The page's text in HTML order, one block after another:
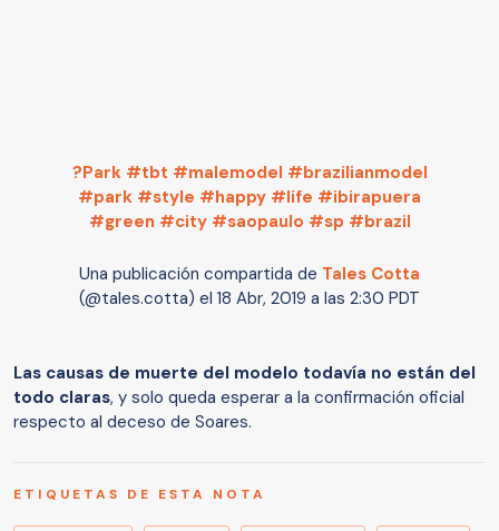
?Park #tbt #malemodel #brazilianmodel
#park #style #happy #life #ibirapuera
#green #city #saopaulo #sp #brazil
Una publicación compartida de Tales Cotta
(@tales.cotta) el 18 Abr, 2019 a las 2:30 PDT
Las causas de muerte del modelo todavía no están del
todo claras, y solo queda esperar a la confirmación oficial
respecto al deceso de Soares.
ETIQUETAS DE ESTA NOTA